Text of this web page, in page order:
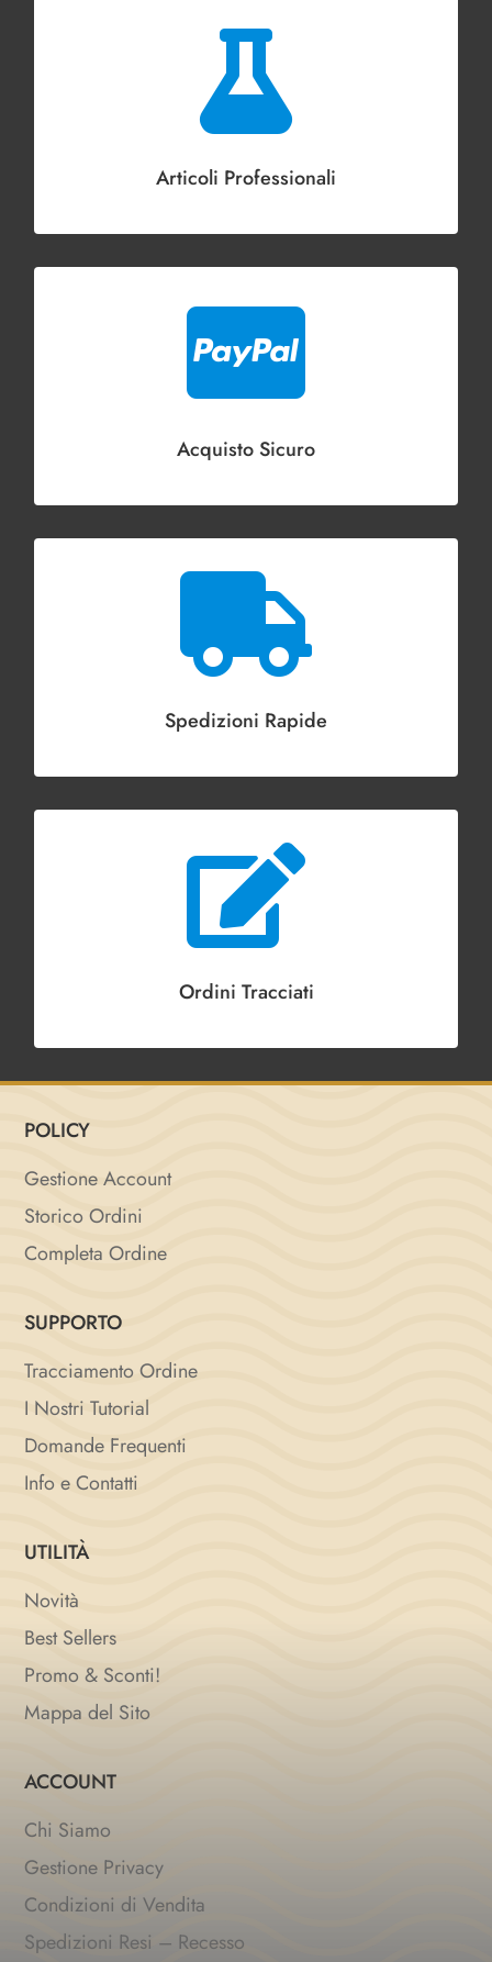

Articoli Professionali

Acquisto Sicuro

Spedizioni Rapide

Ordini Tracciati
POLICY
Gestione Account
Storico Ordini
Completa Ordine
SUPPORTO
Tracciamento Ordine
I Nostri Tutorial
Domande Frequenti
Info e Contatti
UTILITÀ
Novità
Best Sellers
Promo & Sconti!
Mappa del Sito
ACCOUNT
Chi Siamo
Gestione Privacy
Condizioni di Vendita
Spedizioni Resi – Recesso